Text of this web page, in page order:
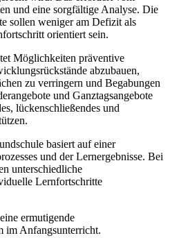
und eine sorgfältige Analyse. Die
sollen weniger am Defizit als
orientiert sein.
Möglichkeiten präventive
abzubauen,
zu verringern und Begabungen
und Ganztagsangebote
lückenschließendes und
basiert auf einer
und der Lernergebnisse. Bei
unterschiedliche
Lernfortschritte
ermutigende
im Anfangsunterricht.